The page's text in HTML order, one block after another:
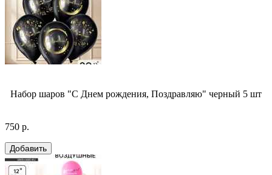
Набор шаров "С Днем рождения, Поздравляю" черный 5 шт
750 р.